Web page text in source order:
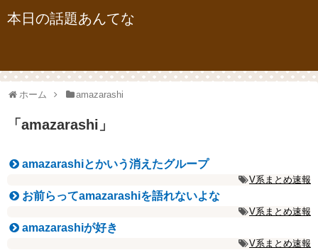
本日の話題あんてな
ホーム amazarashi
「 amazarashi 」
amazarashiとかいう消えたグループ
V系まとめ速報
お前らってamazarashiを語れないよな
V系まとめ速報
amazarashiが好き
V系まとめ速報